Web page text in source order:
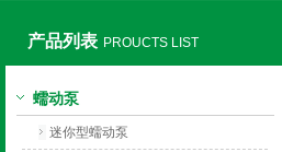
产品列表 PROUCTS LIST
蠕动泵
迷你型蠕动泵